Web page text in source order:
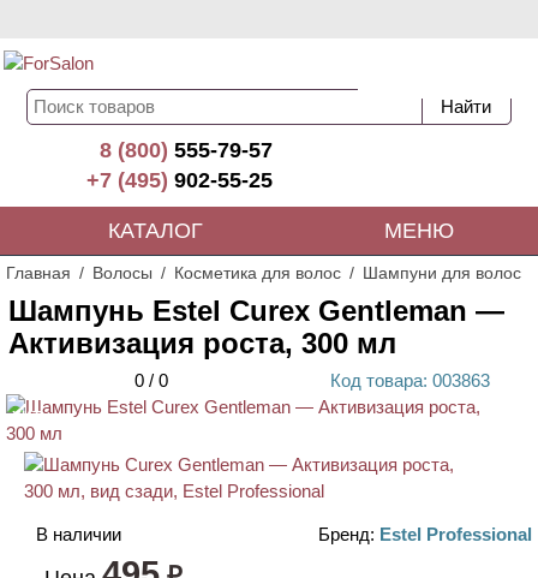
8 (800)555-79-57
+7 (495)902-55-25
КАТАЛОГ МЕНЮ
Главная Волосы Косметика для волос Шампуни для волос
Шампунь Estel Curex Gentleman —
Активизация роста, 300 мл
0 / 0 Код товара: 003863
ХИТ
В наличии Бренд: Estel Professional